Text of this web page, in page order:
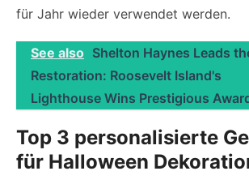
für Jahr wieder verwendet werden.
See also Shelton Haynes Leads
Restoration: Roosevelt Island's
Lighthouse Wins Prestigious
Top 3 personalisierte
für Halloween